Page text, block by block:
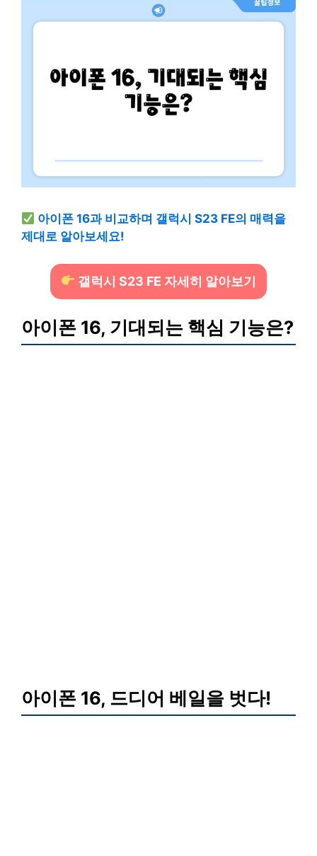
아이폰 16과 비교하며 갤럭시 S23 FE의 매력을
제대로 알아보세요!
갤럭시 S23 FE 자세히 알아보기
아이폰 16, 기대되는 핵심 기능은?
아이폰 16, 드디어 베일을 벗다!